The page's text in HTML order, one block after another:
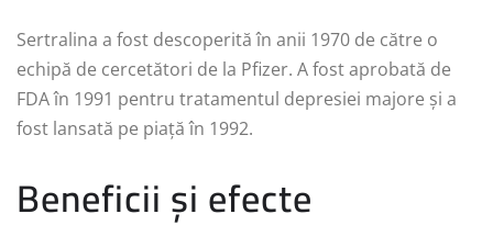
Sertralina a fost descoperită în anii 1970 de către o
echipă de cercetători de la Pfizer. A fost aprobată de
FDA în 1991 pentru tratamentul depresiei majore și a
fost lansată pe piață în 1992.
Beneficii și efecte